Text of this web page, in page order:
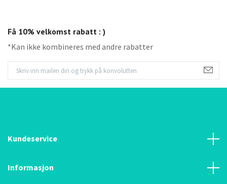
Få 10% velkomst rabatt : )
*Kan ikke kombineres med andre rabatter
Kundeservice
Informasjon